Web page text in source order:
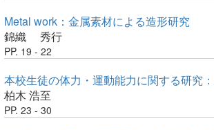
Metal work：金属素材による造形研究
錦織 秀行
PP. 19 - 22
本校生徒の体力・運動能力に関する研究
柏木 浩至
PP. 23 - 30